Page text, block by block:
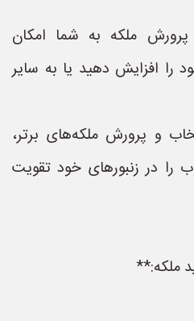
ملکه به شما امکان
را افزایش دهید یا به سایر
و پرورش ملکه‌های برتر،
را در زنبورهای خود تقویت